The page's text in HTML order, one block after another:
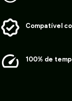
Compatível
100% de